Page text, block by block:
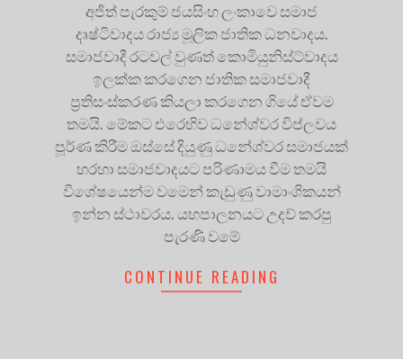
අජිත් පැරකුම් ජයසිංහ ලංකාවෙ සමාජ
දෘෂ්ටිවාදය රාජ්‍ය මූලික ජාතික ධනවාදය.
සමාජවාදී රටවල් වුණත් කොමියුනිස්ට්වාදය
ඉලක්ක කරගෙන ජාතික සමාජවාදී
ප්‍රතිසංස්කරණ කියලා කරගෙන ගියේ ඒවම
තමයි. මේකට එරෙහිව ධනේශ්වර විප්ලවය
පූර්ණ කිරීම ඔස්සේ දියුණු ධනේශ්වර සමාජයක්
හරහා සමාජවාදයට පරිණාමය වීම තමයි
විශේෂයෙන්ම වමෙන් කැඩුණු වාමාංශිකයන්
ඉන්න ස්ථාවරය. යහපාලනයට උදව් කරපු
පැරණි වමේ
CONTINUE READING